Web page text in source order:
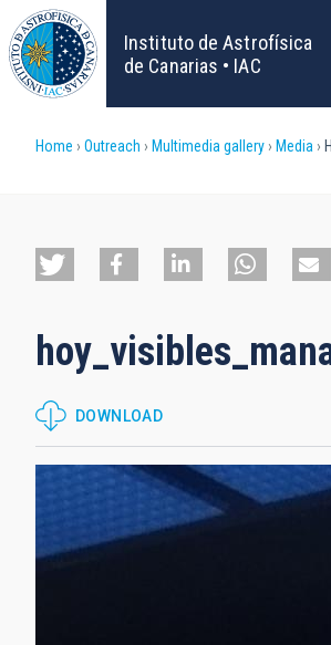
Skip
to
main
content
Instituto de Astrofísica
de Canarias • IAC
Breadcrumb
Home Outreach Multimedia gallery Media
DOWNLOAD